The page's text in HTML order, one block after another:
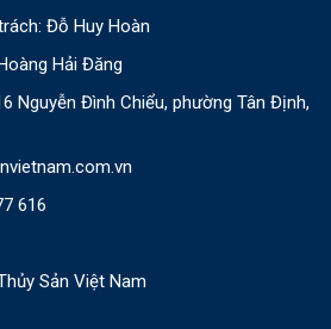
Đỗ Huy Hoàn
Hải Đăng
Nguyễn Đình Chiểu, phường Tân Định,
616
Sản Việt Nam